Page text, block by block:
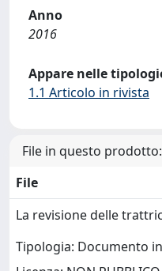
Anno
2016
Appare nelle
1.1 Articolo in rivista
File in questo prodotto:
File
La revisione delle
Tipologia: Documento